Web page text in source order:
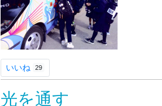
いいね 29
光を通す